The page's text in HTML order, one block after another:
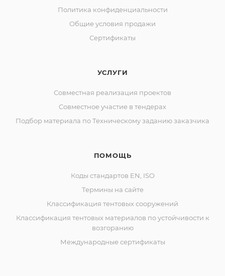
Политика конфиденциальности
Общие условия продажи
Сертификаты
УСЛУГИ
Совместная реализация проектов
Совместное участие в тендерах
Подбор материала по Техническому заданию заказчика
ПОМОЩЬ
Коды стандартов EN, ISO
Термины на сайте
Классификация тентовых сооружений
Классификация тентовых материалов по устойчивости к
возгоранию
Международные сертификаты